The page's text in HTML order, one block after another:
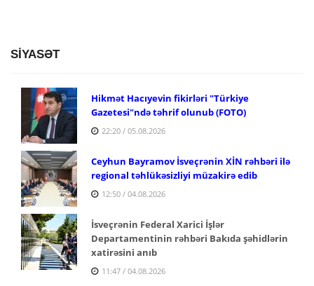
SİYASƏT
Hikmət Hacıyevin fikirləri "Türkiye
Gazetesi"ndə təhrif olunub (FOTO)
22:20 / 05.08.2026
Ceyhun Bayramov İsveçrənin XİN rəhbəri ilə
regional təhlükəsizliyi müzakirə edib
12:50 / 04.08.2026
İsveçrənin Federal Xarici İşlər
Departamentinin rəhbəri Bakıda şəhidlərin
xatirəsini anıb
11:47 / 04.08.2026